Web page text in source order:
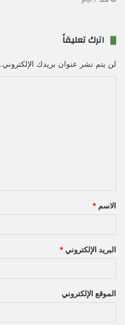
اترك تعليقاً
لن يتم نشر عنوان بريدك الإلكتروني.
ق
*
الاسم *
البريد الإلكتروني *
الموقع الإلكتروني